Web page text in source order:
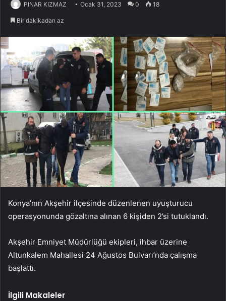
PINAR KIZMAZ Ocak 31, 2023 0 18
Bir dakikadan az
Konya’nın Akşehir ilçesinde düzenlenen uyuşturucu
operasyonunda gözaltına alınan 6 kişiden 2’si tutuklandı.
Akşehir Emniyet Müdürlüğü ekipleri, ihbar üzerine
Altunkalem Mahallesi 24 Ağustos Bulvarı’nda çalışma
başlattı.
İlgili Makaleler